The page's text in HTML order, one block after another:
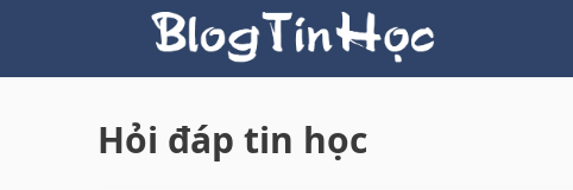
content
Hỏi đáp tin học